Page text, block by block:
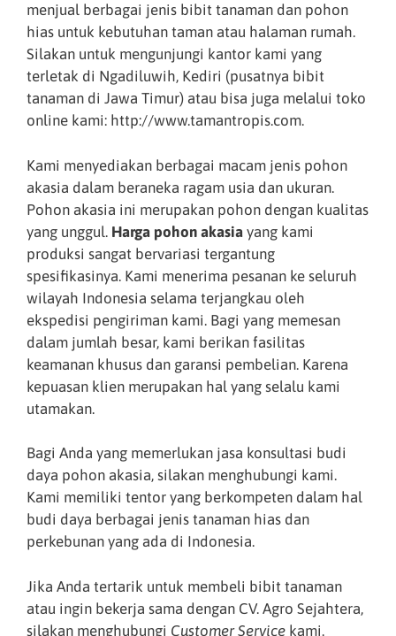
menjual berbagai jenis bibit tanaman dan pohon
hias untuk kebutuhan taman atau halaman rumah.
Silakan untuk mengunjungi kantor kami yang
terletak di Ngadiluwih, Kediri (pusatnya bibit
tanaman di Jawa Timur) atau bisa juga melalui toko
online kami: http://www.tamantropis.com.
Kami menyediakan berbagai macam jenis pohon
akasia dalam beraneka ragam usia dan ukuran.
Pohon akasia ini merupakan pohon dengan kualitas
yang unggul. Harga pohon akasia yang kami
produksi sangat bervariasi tergantung
spesifikasinya. Kami menerima pesanan ke seluruh
wilayah Indonesia selama terjangkau oleh
ekspedisi pengiriman kami. Bagi yang memesan
dalam jumlah besar, kami berikan fasilitas
keamanan khusus dan garansi pembelian. Karena
kepuasan klien merupakan hal yang selalu kami
utamakan.
Bagi Anda yang memerlukan jasa konsultasi budi
daya pohon akasia, silakan menghubungi kami.
Kami memiliki tentor yang berkompeten dalam hal
budi daya berbagai jenis tanaman hias dan
perkebunan yang ada di Indonesia.
Jika Anda tertarik untuk membeli bibit tanaman
atau ingin bekerja sama dengan CV. Agro Sejahtera,
silakan menghubungi Customer Service kami.